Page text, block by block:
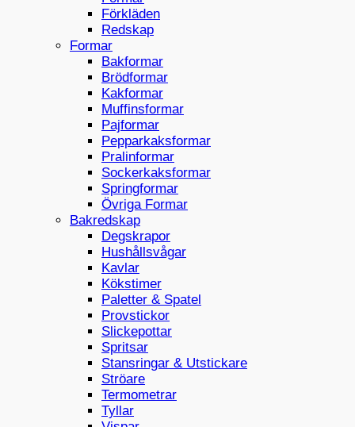
Förkläden
Redskap
Formar
Bakformar
Brödformar
Kakformar
Muffinsformar
Pajformar
Pepparkaksformar
Pralinformar
Sockerkaksformar
Springformar
Övriga Formar
Bakredskap
Degskrapor
Hushållsvågar
Kavlar
Kökstimer
Paletter & Spatel
Provstickor
Slickepottar
Spritsar
Stansringar & Utstickare
Ströare
Termometrar
Tyllar